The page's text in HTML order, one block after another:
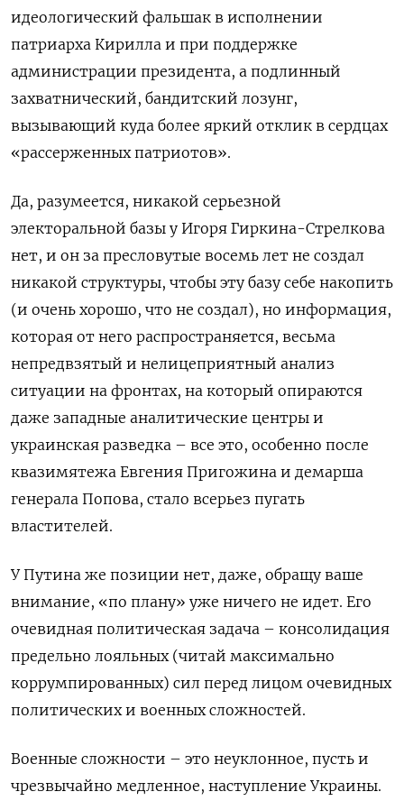
идеологический фальшак в исполнении
патриарха Кирилла и при поддержке
администрации президента, а подлинный
захватнический, бандитский лозунг,
вызывающий куда более яркий отклик в сердцах
«рассерженных патриотов».
Да, разумеется, никакой серьезной
электоральной базы у Игоря Гиркина-Стрелкова
нет, и он за пресловутые восемь лет не создал
никакой структуры, чтобы эту базу себе накопить
(и очень хорошо, что не создал), но информация,
которая от него распространяется, весьма
непредвзятый и нелицеприятный анализ
ситуации на фронтах, на который опираются
даже западные аналитические центры и
украинская разведка – все это, особенно после
квазимятежа Евгения Пригожина и демарша
генерала Попова, стало всерьез пугать
властителей.
У Путина же позиции нет, даже, обращу ваше
внимание, «по плану» уже ничего не идет. Его
очевидная политическая задача – консолидация
предельно лояльных (читай максимально
коррумпированных) сил перед лицом очевидных
политических и военных сложностей.
Военные сложности – это неуклонное, пусть и
чрезвычайно медленное, наступление Украины.